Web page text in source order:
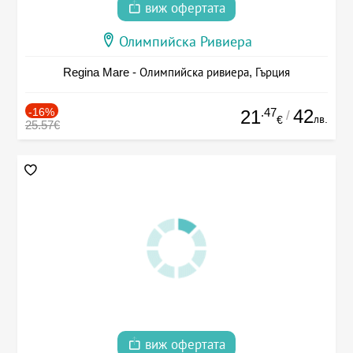
виж офертата
Олимпийска Ривиера
Regina Mare - Олимпийска ривиера, Гърция
-16%
25.57€ 21.47
€ / 42лв.
виж офертата